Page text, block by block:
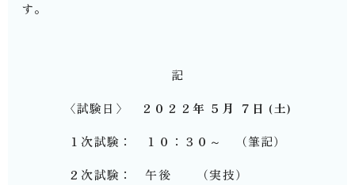
す。
記
〈試験日〉 ２０２２年 ５月 ７日 (土)
１次試験： １０：３０～ （筆記）
２次試験： 午後 （実技）